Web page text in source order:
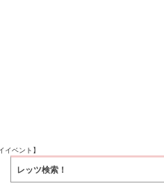
イベント】
レッツ検索！